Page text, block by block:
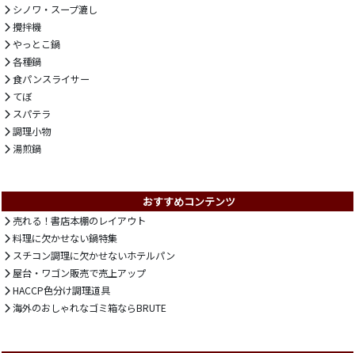
シノワ・スープ漉し
攪拌機
やっとこ鍋
各種鍋
食パンスライサー
てぼ
スパテラ
調理小物
湯煎鍋
おすすめコンテンツ
売れる！書店本棚のレイアウト
料理に欠かせない鍋特集
スチコン調理に欠かせないホテルパン
屋台・ワゴン販売で売上アップ
HACCP色分け調理道具
海外のおしゃれなゴミ箱ならBRUTE